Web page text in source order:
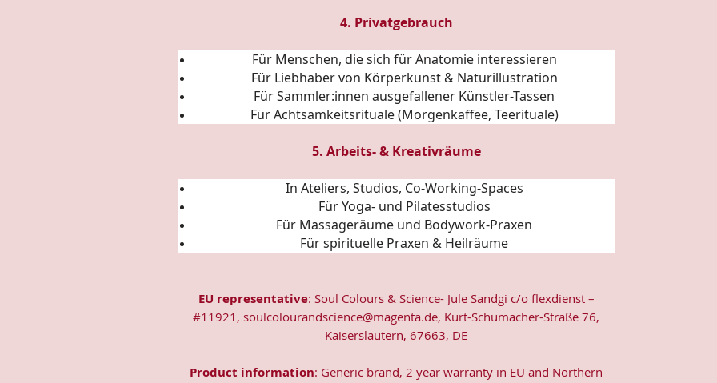
4. Privatgebrauch
Für Menschen, die sich fürAnatomieinteressieren
Für Liebhaber von Körperkunst & Naturillustration
Für Sammler:innen ausgefallener Künstler-Tassen
Für Achtsamkeitsrituale (Morgenkaffee, Teerituale)
5. Arbeits- & Kreativräume
In Ateliers, Studios, Co-Working-Spaces
Für Yoga- und Pilatesstudios
Für Massageräume und Bodywork-Praxen
Für spirituelle Praxen & Heilräume
EU representative: Soul Colours & Science- Jule Sandgi c/o flexdienst –
#11921, soulcolourandscience@magenta.de, Kurt-Schumacher-Straße 76,
Kaiserslautern, 67663, DE
Product information: Generic brand, 2 year warranty in EU and Northern